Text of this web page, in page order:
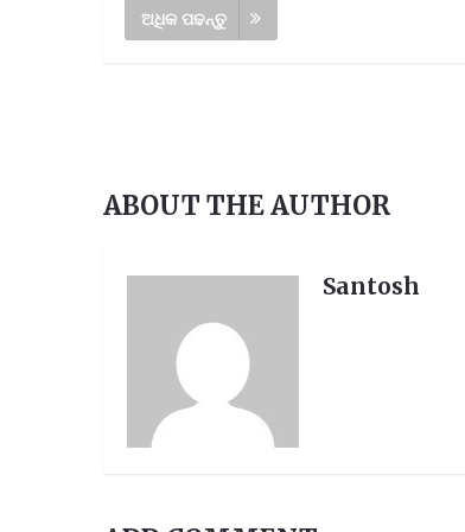
ଅଧିକ ପଢନ୍ତୁ
ABOUT THE AUTHOR
Santosh